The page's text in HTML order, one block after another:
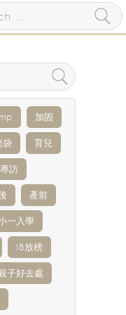
加固
袋 育兒
訪
產前
一入學
IB放榜
子好去處